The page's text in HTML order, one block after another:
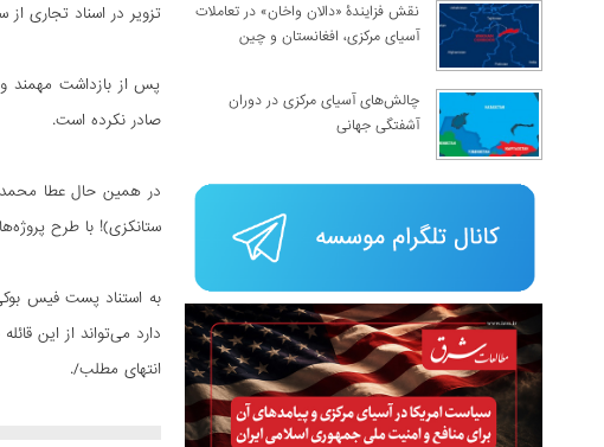
تزویر در اسناد تجاری
پس از بازداشت مهمند و
صادر نکرده است.
در همین حال عطا
ستانکزی)! با طرح
به استناد پست فیس
دارد می‌تواند از این
انتهای مطلب/.
نقش فزایندۀ «دالان واخان» در تعاملات
آسیای مرکزی، افغانستان و چین
چالش‌های آسیای مرکزی در دوران
آشفتگی جهانی